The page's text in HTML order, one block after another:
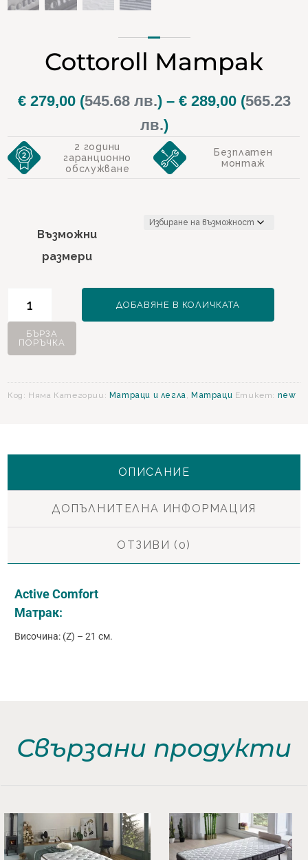
Cottoroll Матрак
€279,00(545.68 лв.) – €289,00(565.23
лв.)Price
range:
€ 279,00
2 години
гаранционно
обслужване
Безплатен
монтаж
Възможни
размери
Cottoroll
Матрак
ДОБАВЯНЕ В КОЛИЧКАТА
БЪРЗА
ПОРЪЧКА
Код: Няма Категории: Матраци и легла, Матраци Етикет: new
ОПИСАНИЕ
ДОПЪЛНИТЕЛНА ИНФОРМАЦИЯ
ОТЗИВИ (0)
Active Comfort
Матрак:
Височина: (Z) – 21 см.
Свързани продукти